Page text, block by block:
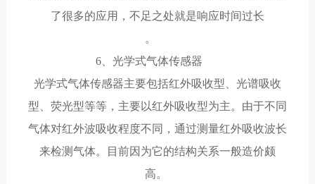
了很多的应用，不足之处就是响应时间过长
。
6、光学式气体传感器
光学式气体传感器主要包括红外吸收型、光谱吸收
型、荧光型等等，主要以红外吸收型为主。由于不同
气体对红外波吸收程度不同，通过测量红外吸收波长
来检测气体。目前因为它的结构关系一般造价颇
高。